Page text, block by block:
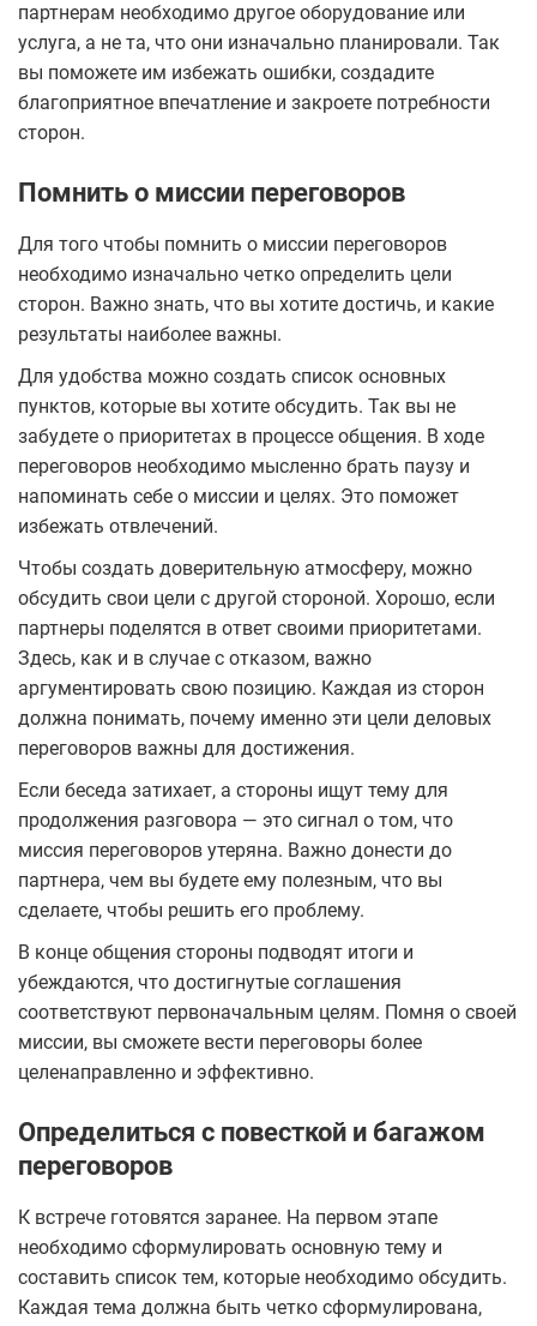
партнерам необходимо другое оборудование или
услуга, а не та, что они изначально планировали. Так
вы поможете им избежать ошибки, создадите
благоприятное впечатление и закроете потребности
сторон.
Помнить о миссии переговоров
Для того чтобы помнить о миссии переговоров
необходимо изначально четко определить цели
сторон. Важно знать, что вы хотите достичь, и какие
результаты наиболее важны.
Для удобства можно создать список основных
пунктов, которые вы хотите обсудить. Так вы не
забудете о приоритетах в процессе общения. В ходе
переговоров необходимо мысленно брать паузу и
напоминать себе о миссии и целях. Это поможет
избежать отвлечений.
Чтобы создать доверительную атмосферу, можно
обсудить свои цели с другой стороной. Хорошо, если
партнеры поделятся в ответ своими приоритетами.
Здесь, как и в случае с отказом, важно
аргументировать свою позицию. Каждая из сторон
должна понимать, почему именно эти цели деловых
переговоров важны для достижения.
Если беседа затихает, а стороны ищут тему для
продолжения разговора ― это сигнал о том, что
миссия переговоров утеряна. Важно донести до
партнера, чем вы будете ему полезным, что вы
сделаете, чтобы решить его проблему.
В конце общения стороны подводят итоги и
убеждаются, что достигнутые соглашения
соответствуют первоначальным целям. Помня о своей
миссии, вы сможете вести переговоры более
целенаправленно и эффективно.
Определиться с повесткой и багажом
переговоров
К встрече готовятся заранее. На первом этапе
необходимо сформулировать основную тему и
составить список тем, которые необходимо обсудить.
Каждая тема должна быть четко сформулирована,